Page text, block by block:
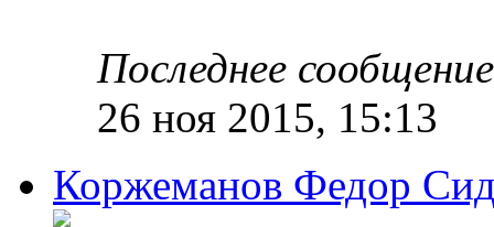
Последнее
26 ноя 2015, 15:13
Коржеманов Федор